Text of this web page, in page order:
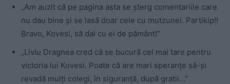
„Am auzit că pe pagina asta se șterg comentariile care
nu dau bine și se lasă doar cele cu mutzunei. Partikip!!
Bravo, Kovesi, să dai cu ei de pământ!”
„Liviu Dragnea cred că se bucură cel mai tare pentru
victoria lui Kovesi. Poate că are mari speranțe să-și
revadă mulți colegi, în siguranță, după gratii…”